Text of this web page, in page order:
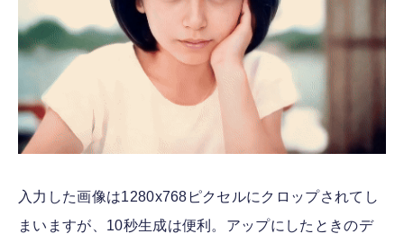
入力した画像は1280x768ピクセルにクロップされてし
まいますが、10秒生成は便利。アップにしたときのデ